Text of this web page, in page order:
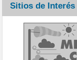
Sitios de Interés